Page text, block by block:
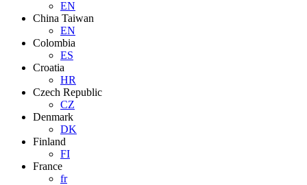
EN
China Taiwan
EN
Colombia
ES
Croatia
HR
Czech Republic
CZ
Denmark
DK
Finland
FI
France
fr